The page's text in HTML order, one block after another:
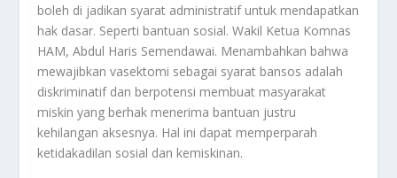
boleh di jadikan syarat administratif untuk mendapatkan
hak dasar. Seperti bantuan sosial. Wakil Ketua Komnas
HAM, Abdul Haris Semendawai. Menambahkan bahwa
mewajibkan vasektomi sebagai syarat bansos adalah
diskriminatif dan berpotensi membuat masyarakat
miskin yang berhak menerima bantuan justru
kehilangan aksesnya. Hal ini dapat memperparah
ketidakadilan sosial dan kemiskinan.